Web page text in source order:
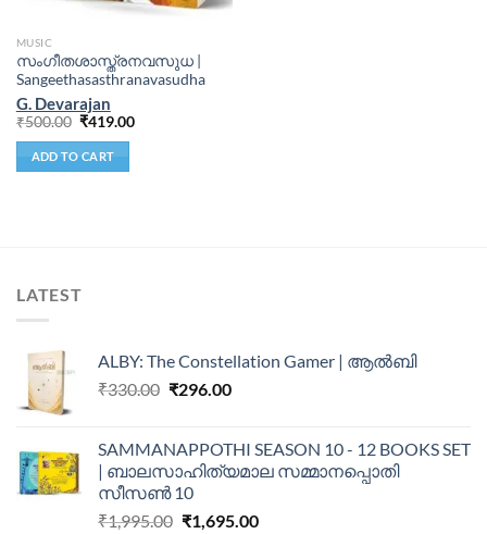
MUSIC
സംഗീതശാസ്ത്രനവസുധ |
Sangeethasasthranavasudha
G. Devarajan
₹500.00 ₹419.00
ADD TO CART
LATEST
ALBY: The Constellation Gamer | ആൽബി
₹330.00 ₹296.00
SAMMANAPPOTHI SEASON 10 - 12 BOOKS SET
| ബാലസാഹിത്യമാല സമ്മാനപ്പൊതി
സീസൺ 10
₹1,995.00 ₹1,695.00